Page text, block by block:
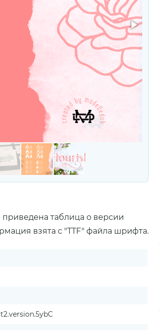
таблица о версии
взята с "TTF" файла шрифта.